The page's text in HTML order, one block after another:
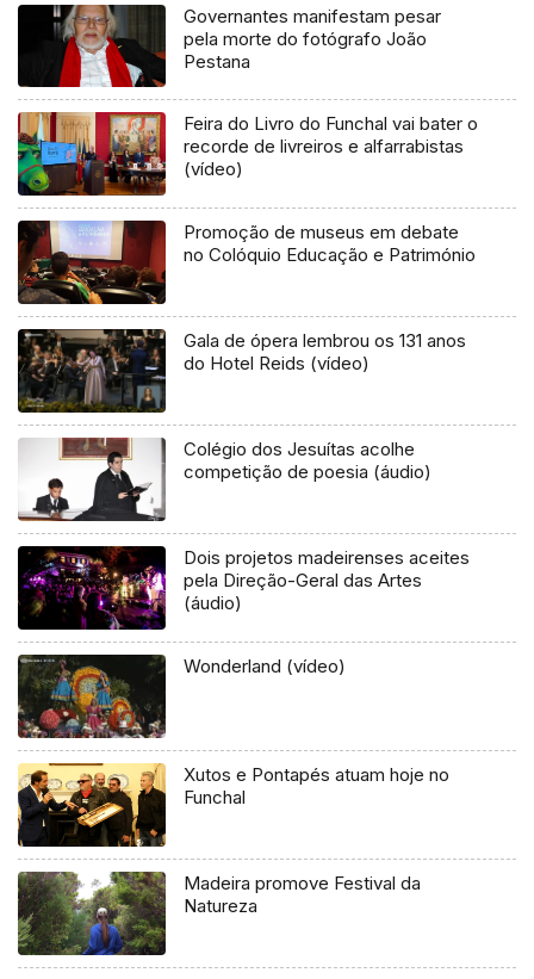
Governantes manifestam pesar
pela morte do fotógrafo João
Pestana
Feira do Livro do Funchal vai bater o
recorde de livreiros e alfarrabistas
(vídeo)
Promoção de museus em debate
no Colóquio Educação e Património
Gala de ópera lembrou os 131 anos
do Hotel Reids (vídeo)
Colégio dos Jesuítas acolhe
competição de poesia (áudio)
Dois projetos madeirenses aceites
pela Direção-Geral das Artes
(áudio)
Wonderland (vídeo)
Xutos e Pontapés atuam hoje no
Funchal
Madeira promove Festival da
Natureza